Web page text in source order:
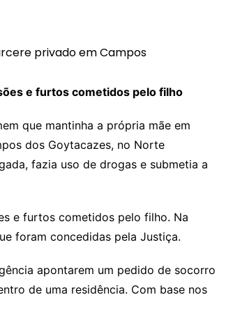
e furtos cometidos pelo filho
que mantinha a própria mãe em
dos Goytacazes, no Norte
fazia uso de drogas e submetia a
e furtos cometidos pelo filho. Na
foram concedidas pela Justiça.
apontarem um pedido de socorro
de uma residência. Com base nos